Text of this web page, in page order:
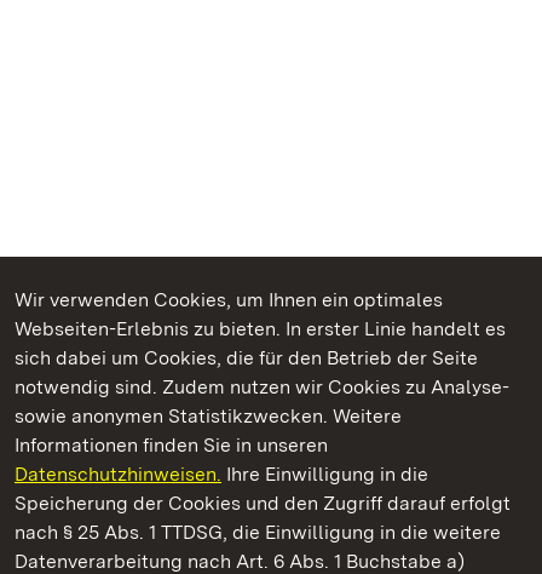
Wir verwenden Cookies, um Ihnen ein optimales
Webseiten-Erlebnis zu bieten. In erster Linie handelt es
sich dabei um Cookies, die für den Betrieb der Seite
notwendig sind. Zudem nutzen wir Cookies zu Analyse-
sowie anonymen Statistikzwecken. Weitere
Informationen finden Sie in unseren
Datenschutzhinweisen. Ihre Einwilligung in die
Speicherung der Cookies und den Zugriff darauf erfolgt
nach § 25 Abs. 1 TTDSG, die Einwilligung in die weitere
Datenverarbeitung nach Art. 6 Abs. 1 Buchstabe a)
Kommen. Staunen. Genießen.
Staatliche Schlösser und Gärten Baden‑Württemberg
Staatliche Schlösser und Gärten Baden-Württemberg